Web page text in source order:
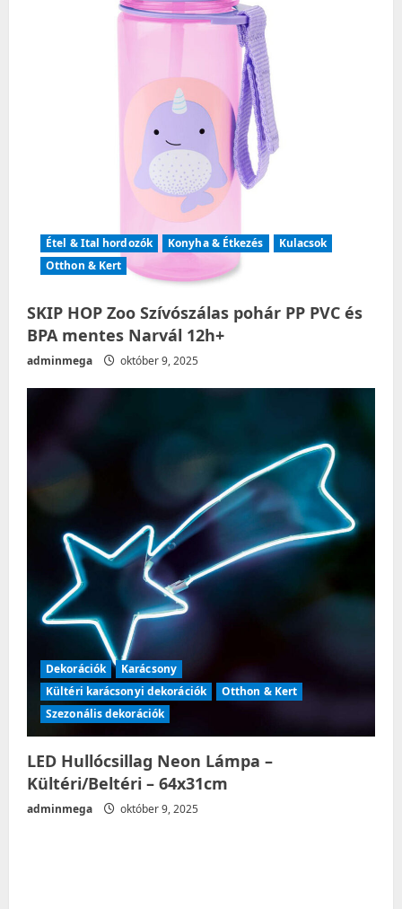
Étel & Ital hordozók Konyha & Étkezés
Kulacsok
Otthon & Kert
SKIP HOP Zoo Szívószálas pohár PP PVC és
BPA mentes Narvál 12h+
adminmega október 9, 2025
Dekorációk
Karácsony
Kültéri karácsonyi dekorációk
Otthon & Kert
Szezonális dekorációk
LED Hullócsillag Neon Lámpa –
Kültéri/Beltéri – 64x31cm
adminmega október 9, 2025